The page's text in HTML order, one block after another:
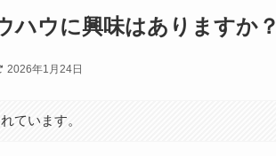
ハウに興味はありますか？
2026年1月24日
ています。